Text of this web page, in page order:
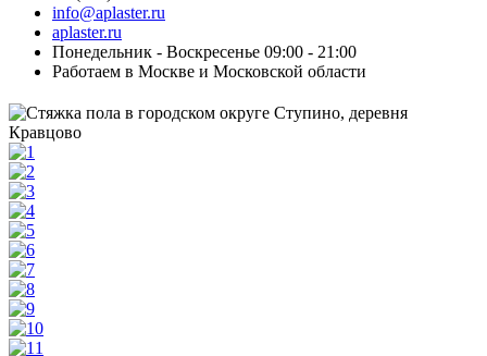
info@aplaster.ru
aplaster.ru
Понедельник - Воскресенье 09:00 - 21:00
Работаем в Москве и Московской области